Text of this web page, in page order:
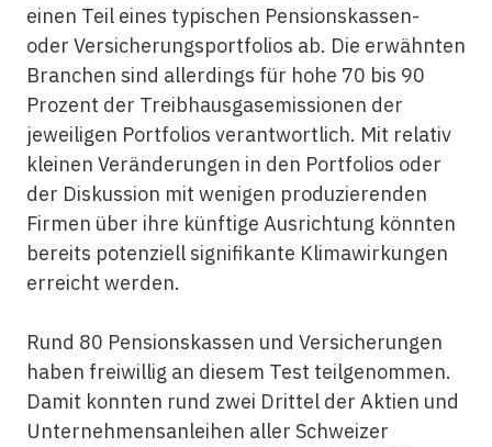
einen Teil eines typischen Pensionskassen-
oder Versicherungsportfolios ab. Die erwähnten
Branchen sind allerdings für hohe 70 bis 90
Prozent der Treibhausgasemissionen der
jeweiligen Portfolios verantwortlich. Mit relativ
kleinen Veränderungen in den Portfolios oder
der Diskussion mit wenigen produzierenden
Firmen über ihre künftige Ausrichtung könnten
bereits potenziell signifikante Klimawirkungen
erreicht werden.
Rund 80 Pensionskassen und Versicherungen
haben freiwillig an diesem Test teilgenommen.
Damit konnten rund zwei Drittel der Aktien und
Unternehmensanleihen aller Schweizer